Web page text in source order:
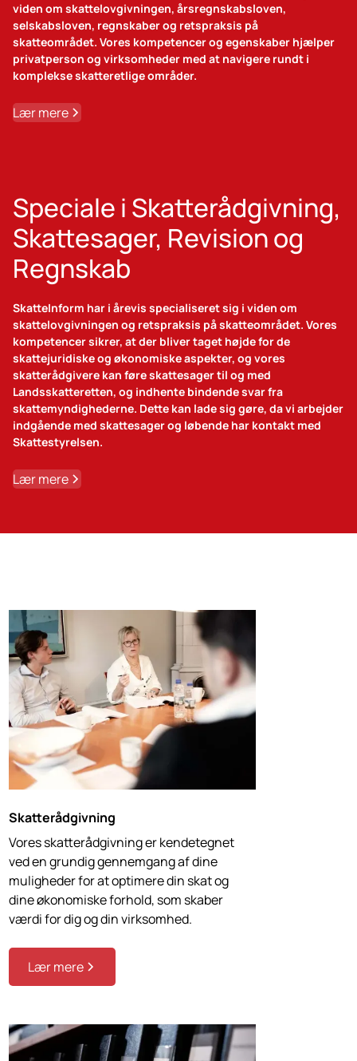
viden om skattelovgivningen, årsregnskabsloven,
selskabsloven, regnskaber og retspraksis på
skatteområdet. Vores kompetencer og egenskaber hjælper
privatperson og virksomheder med at navigere rundt i
komplekse skatteretlige områder.
Lær mere
Speciale i Skatterådgivning,
Skattesager, Revision og
Regnskab
SkatteInform har i årevis specialiseret sig i viden om
skattelovgivningen og retspraksis på skatteområdet. Vores
kompetencer sikrer, at der bliver taget højde for de
skattejuridiske og økonomiske aspekter, og vores
skatterådgivere kan føre skattesager til og med
Landsskatteretten, og indhente bindende svar fra
skattemyndighederne. Dette kan lade sig gøre, da vi arbejder
indgående med skattesager og løbende har kontakt med
Skattestyrelsen.
Lær mere
Skatterådgivning
Vores skatterådgivning er kendetegnet
ved en grundig gennemgang af dine
muligheder for at optimere din skat og
dine økonomiske forhold, som skaber
værdi for dig og din virksomhed.
Lær mere